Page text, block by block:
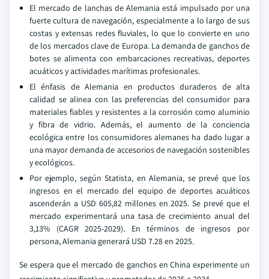
El mercado de lanchas de Alemania está impulsado por una
fuerte cultura de navegación, especialmente a lo largo de sus
costas y extensas redes fluviales, lo que lo convierte en uno
de los mercados clave de Europa. La demanda de ganchos de
botes se alimenta con embarcaciones recreativas, deportes
acuáticos y actividades marítimas profesionales.
El énfasis de Alemania en productos duraderos de alta
calidad se alinea con las preferencias del consumidor para
materiales fiables y resistentes a la corrosión como aluminio
y fibra de vidrio. Además, el aumento de la conciencia
ecológica entre los consumidores alemanes ha dado lugar a
una mayor demanda de accesorios de navegación sostenibles
y ecológicos.
Por ejemplo, según Statista, en Alemania, se prevé que los
ingresos en el mercado del equipo de deportes acuáticos
ascenderán a USD 605,82 millones en 2025. Se prevé que el
mercado experimentará una tasa de crecimiento anual del
3,13% (CAGR 2025-2029). En términos de ingresos por
persona, Alemania generará USD 7.28 en 2025.
Se espera que el mercado de ganchos en China experimente un